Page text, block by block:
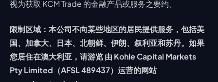
视为获取 KCM Trade 的金融产品或服务之要约。
限制区域：本公司不向某些地区的居民提供服务，包括美
国、加拿大、日本、北朝鲜、伊朗、叙利亚和苏丹。如果
您居住在澳大利亚，请游览 由 Kohle Capital Markets
Pty Limited（AFSL 489437）运营的网站